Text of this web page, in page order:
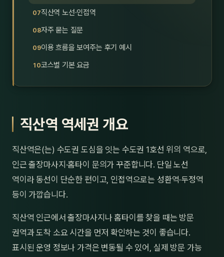
울산
24
직산역 노선·인접역
자주 묻는 질문
이용 흐름을 보여주는 후기 예시
코스별 기본 요금
직산역 역세권 개요
직산역은(는) 수도권 도심을 잇는 수도권 1호선 위의 역으로,
인근 출장마사지·홈타이 문의가 꾸준합니다. 단일 노선
역이라 동선이 단순한 편이고, 인접역으로는 성환역·두정역
등이 가깝습니다.
직산역 인근에서 출장마사지나 홈타이를 찾을 때는 방문
권역과 도착 소요 시간을 먼저 확인하는 것이 좋습니다.
표시된 운영 정보나 가격은 변동될 수 있어, 실제 방문 가능